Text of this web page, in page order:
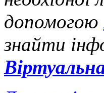
допомогою
знайти